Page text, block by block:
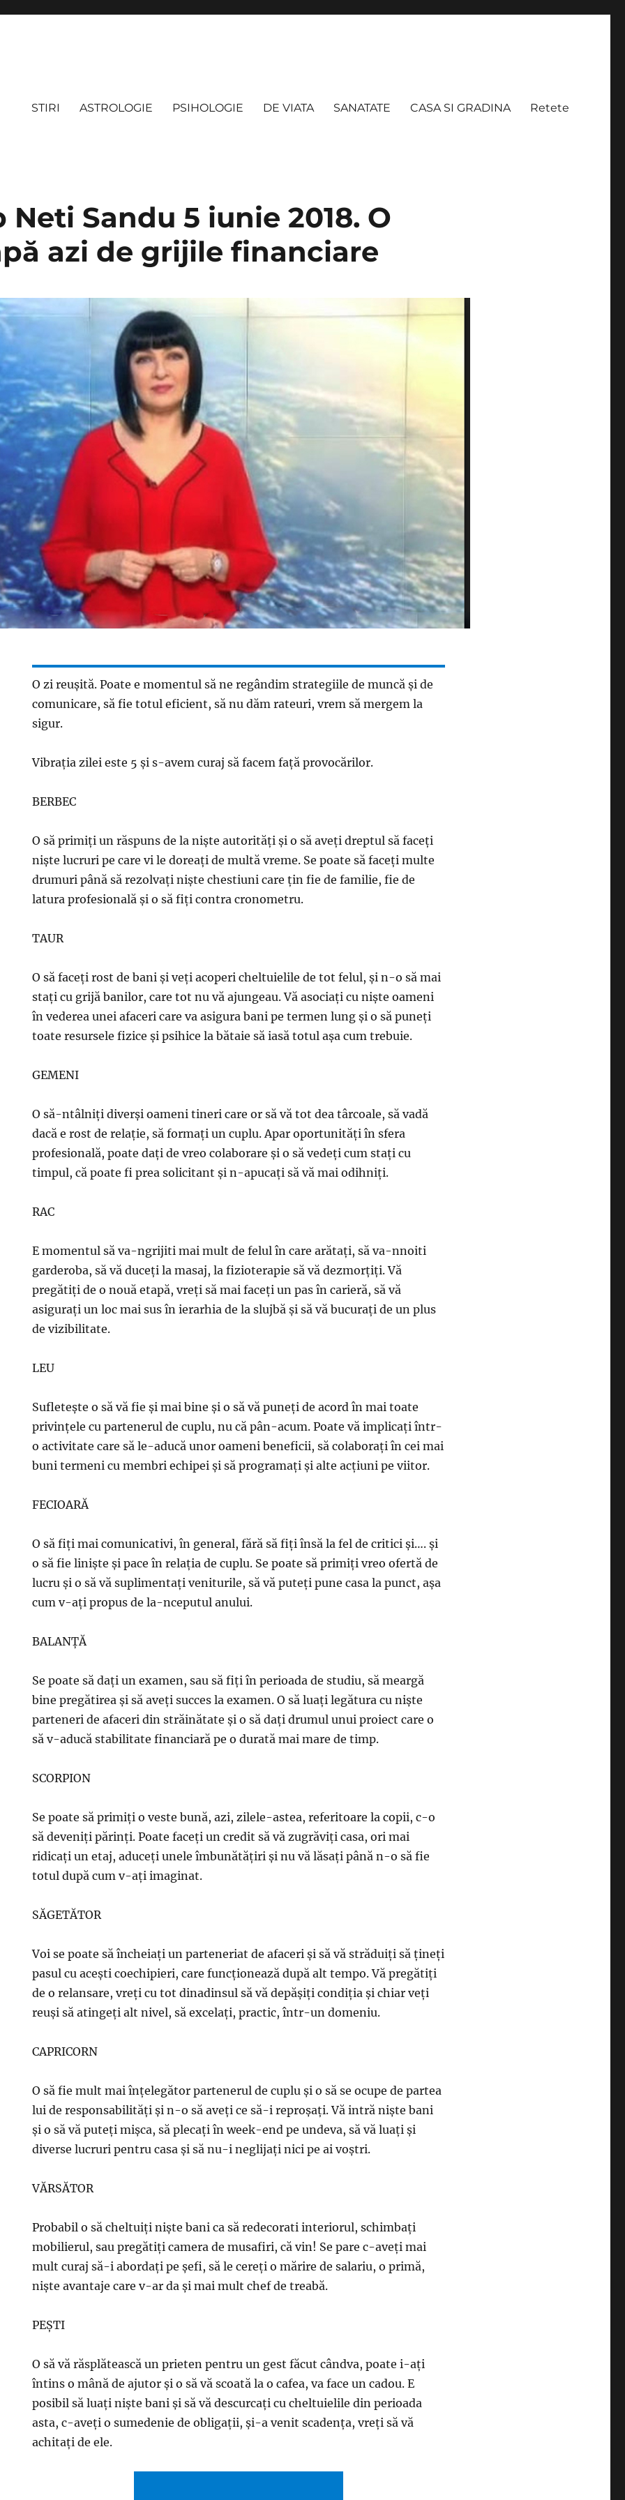
STIRI ASTROLOGIE PSIHOLOGIE DE VIATA SANATATE CASA SI GRADINA Retete
Neti Sandu 5 iunie 2018. O
azi de grijile financiare
O zi reuşită. Poate e momentul să ne regândim strategiile de muncă şi de
comunicare, să fie totul eficient, să nu dăm rateuri, vrem să mergem la
sigur.
Vibraţia zilei este 5 şi s-avem curaj să facem faţă provocărilor.
BERBEC
O să primiţi un răspuns de la nişte autorităţi şi o să aveţi dreptul să faceţi
nişte lucruri pe care vi le doreaţi de multă vreme. Se poate să faceţi multe
drumuri până să rezolvaţi nişte chestiuni care ţin fie de familie, fie de
latura profesională şi o să fiţi contra cronometru.
TAUR
O să faceţi rost de bani şi veţi acoperi cheltuielile de tot felul, şi n-o să mai
staţi cu grijă banilor, care tot nu vă ajungeau. Vă asociaţi cu nişte oameni
în vederea unei afaceri care va asigura bani pe termen lung şi o să puneţi
toate resursele fizice şi psihice la bătaie să iasă totul aşa cum trebuie.
GEMENI
O să-ntâlniţi diverşi oameni tineri care or să vă tot dea târcoale, să vadă
dacă e rost de relaţie, să formaţi un cuplu. Apar oportunităţi în sfera
profesională, poate daţi de vreo colaborare şi o să vedeţi cum staţi cu
timpul, că poate fi prea solicitant şi n-apucaţi să vă mai odihniţi.
RAC
E momentul să va-ngrijiti mai mult de felul în care arătaţi, să va-nnoiti
garderoba, să vă duceţi la masaj, la fizioterapie să vă dezmorţiţi. Vă
pregătiţi de o nouă etapă, vreţi să mai faceţi un pas în carieră, să vă
asiguraţi un loc mai sus în ierarhia de la slujbă şi să vă bucuraţi de un plus
de vizibilitate.
LEU
Sufleteşte o să vă fie şi mai bine şi o să vă puneţi de acord în mai toate
privinţele cu partenerul de cuplu, nu că pân-acum. Poate vă implicaţi într-
o activitate care să le-aducă unor oameni beneficii, să colaboraţi în cei mai
buni termeni cu membri echipei şi să programaţi şi alte acţiuni pe viitor.
FECIOARĂ
O să fiţi mai comunicativi, în general, fără să fiţi însă la fel de critici şi…. şi
o să fie linişte şi pace în relaţia de cuplu. Se poate să primiţi vreo ofertă de
lucru şi o să vă suplimentaţi veniturile, să vă puteţi pune casa la punct, aşa
cum v-aţi propus de la-nceputul anului.
BALANŢĂ
Se poate să daţi un examen, sau să fiţi în perioada de studiu, să meargă
bine pregătirea şi să aveţi succes la examen. O să luaţi legătura cu nişte
parteneri de afaceri din străinătate şi o să daţi drumul unui proiect care o
să v-aducă stabilitate financiară pe o durată mai mare de timp.
SCORPION
Se poate să primiţi o veste bună, azi, zilele-astea, referitoare la copii, c-o
să deveniţi părinţi. Poate faceţi un credit să vă zugrăviţi casa, ori mai
ridicaţi un etaj, aduceţi unele îmbunătăţiri şi nu vă lăsaţi până n-o să fie
totul după cum v-aţi imaginat.
SĂGETĂTOR
Voi se poate să încheiaţi un parteneriat de afaceri şi să vă străduiţi să ţineţi
pasul cu aceşti coechipieri, care funcţionează după alt tempo. Vă pregătiţi
de o relansare, vreţi cu tot dinadinsul să vă depăşiţi condiţia şi chiar veţi
reuşi să atingeţi alt nivel, să excelaţi, practic, într-un domeniu.
CAPRICORN
O să fie mult mai înţelegător partenerul de cuplu şi o să se ocupe de partea
lui de responsabilităţi şi n-o să aveţi ce să-i reproşaţi. Vă intră nişte bani
şi o să vă puteţi mişca, să plecaţi în week-end pe undeva, să vă luaţi şi
diverse lucruri pentru casa şi să nu-i neglijaţi nici pe ai voştri.
VĂRSĂTOR
Probabil o să cheltuiţi nişte bani ca să redecorati interiorul, schimbaţi
mobilierul, sau pregătiţi camera de musafiri, că vin! Se pare c-aveţi mai
mult curaj să-i abordaţi pe şefi, să le cereţi o mărire de salariu, o primă,
nişte avantaje care v-ar da şi mai mult chef de treabă.
PEŞTI
O să vă răsplătească un prieten pentru un gest făcut cândva, poate i-aţi
întins o mână de ajutor şi o să vă scoată la o cafea, va face un cadou. E
posibil să luaţi nişte bani şi să vă descurcaţi cu cheltuielile din perioada
asta, c-aveţi o sumedenie de obligaţii, şi-a venit scadenţa, vreţi să vă
achitaţi de ele.